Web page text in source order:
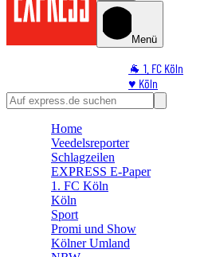
Menü
🐐 1. FC Köln
♥️ Köln
⭐ Promi
🛒 Shoppingwelt
Home
Veedelsreporter
Schlagzeilen
EXPRESS E-Paper
1. FC Köln
Köln
Sport
Promi und Show
Kölner Umland